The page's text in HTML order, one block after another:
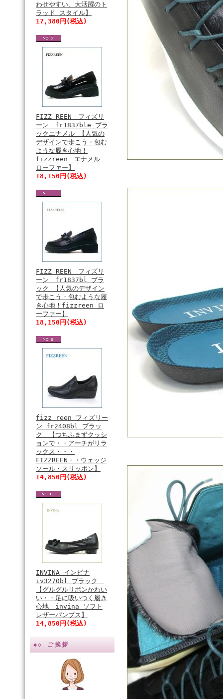
わせやすい、大活躍のト
ラッド スタイル】
17,380円(税込)
FIZZ REEN フィズリ
ーン fr1837ble ブラ
ックエナメル 【人気の
デザインで歩こう・包む
ような履き心地！
fizzreen エナメル
ローファー】
18,150円(税込)
FIZZ REEN フィズリ
ーン fr1837bl ブラ
ック 【人気のデザイン
で歩こう・包むような履
き心地！fizzreen ロ
ーファー】
18,150円(税込)
fizz reen フィズリー
ン fr2408bl ブラッ
ク 【つちふまずクッシ
ョンで・・アーチがリラ
ックス・・・
FIZZREEN・・ウェッジ
ソール・スリッポン】
14,850円(税込)
INVINA インビナ
iv3270bl ブラック
【グルグルリボンかわい
い・・足に吸いつく履き
心地 invina ソフト
レザーパンプス】
14,850円(税込)
◆◇ ご挨拶